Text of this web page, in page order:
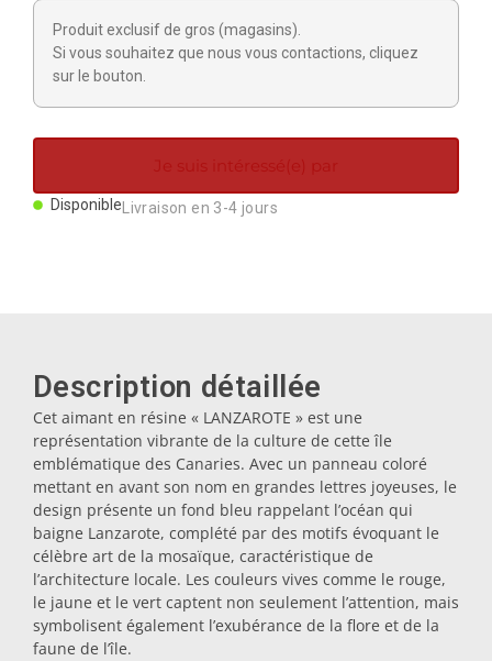
Figurines
Porte-clés
Sous-verres
Bouchons
Huiliers
Dessous-de-plat
Produit exclusif de gros (magasins).
Si vous souhaitez que nous vous contactions, cliquez
sur le bouton.
Je suis intéressé(e) par
DisponibleLivraison en 3-4 jours
Description détaillée
Cet aimant en résine « LANZAROTE » est une
représentation vibrante de la culture de cette île
emblématique des Canaries. Avec un panneau coloré
mettant en avant son nom en grandes lettres joyeuses, le
design présente un fond bleu rappelant l’océan qui
baigne Lanzarote, complété par des motifs évoquant le
célèbre art de la mosaïque, caractéristique de
l’architecture locale. Les couleurs vives comme le rouge,
le jaune et le vert captent non seulement l’attention, mais
symbolisent également l’exubérance de la flore et de la
faune de l’île.